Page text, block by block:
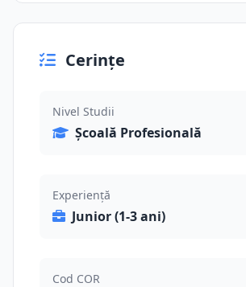
Cerințe
Nivel Studii
Școală Profesională
Experiență
Junior (1-3 ani)
Cod COR